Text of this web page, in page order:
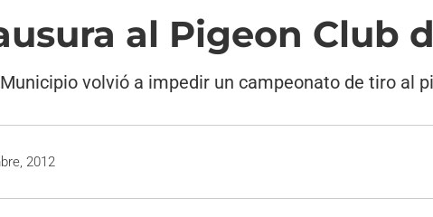
al Pigeon Club
volvió a impedir un campeonato de tiro al
2012